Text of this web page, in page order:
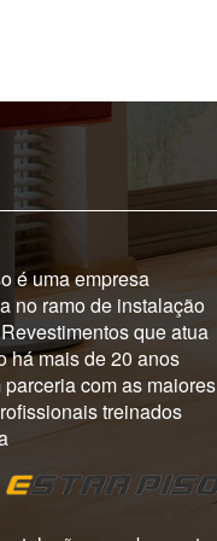
é uma empresa
no ramo de instalação
que atua
há mais de 20 anos
com as maiores
treinados